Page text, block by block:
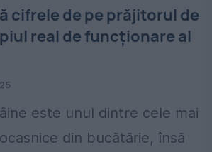
cifrele de pe prăjitorul de
real de funcționare al
este unul dintre cele mai
din bucătărie, însă